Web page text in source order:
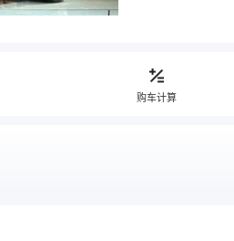
购车计算